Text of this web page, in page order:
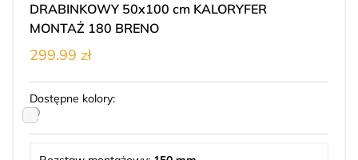
DRABINKOWY 50x100 cm KALORYFER
MONTAŻ 180 BRENO
299.99 zł
Dostępne kolory: